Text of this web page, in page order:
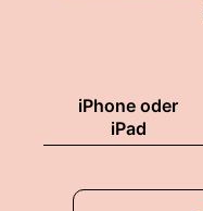
iPhone oder
iPad